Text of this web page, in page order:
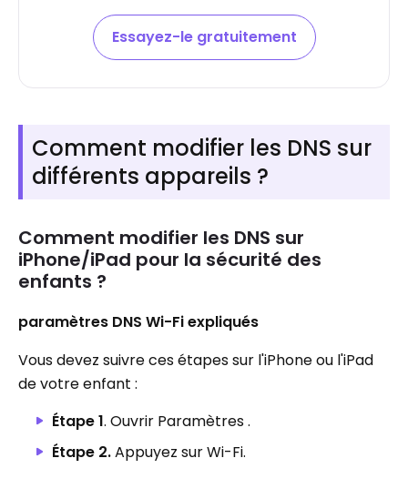
Essayez-le gratuitement
Comment modifier les DNS sur
différents appareils ?
Comment modifier les DNS sur
iPhone/iPad pour la sécurité des
enfants ?
paramètres DNS Wi-Fi expliqués
Vous devez suivre ces étapes sur l'iPhone ou l'iPad
de votre enfant :
Étape 1. Ouvrir Paramètres .
Étape 2.Appuyez sur Wi-Fi.